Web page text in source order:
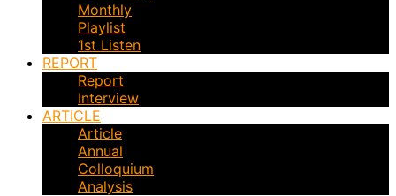
Monthly
Playlist
1st Listen
REPORT
Report
Interview
ARTICLE
Article
Annual
Colloquium
Analysis